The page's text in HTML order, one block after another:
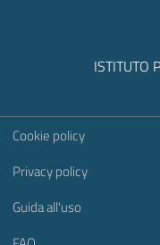
ISTITUTO
Sezione Link
Cookie policy
Privacy policy
Guida all'uso